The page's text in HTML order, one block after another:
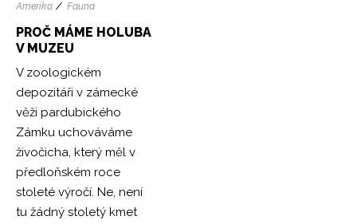
Amerika
Fauna
PROČ MÁME HOLUBA
V MUZEU
V zoologickém
depozitáři v zámecké
věži pardubického
Zámku uchováváme
živočicha, který měl v
předloňském roce
stoleté výročí. Ne, není
tu žádný stoletý kmet